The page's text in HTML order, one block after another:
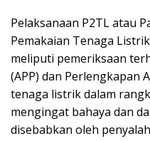
Pelaksanaan P2TL atau
Pemakaian Tenaga
meliputi pemeriksaan
(APP) dan Perlengkapan
tenaga listrik dalam
mengingat bahaya dan
disebabkan oleh